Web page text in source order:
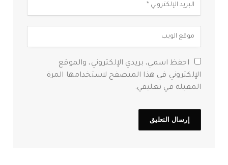
احفظ اسمي، بريدي الإلكتروني، والموقع
الإلكتروني في هذا المتصفح لاستخدامها المرة
المقبلة في تعليقي.